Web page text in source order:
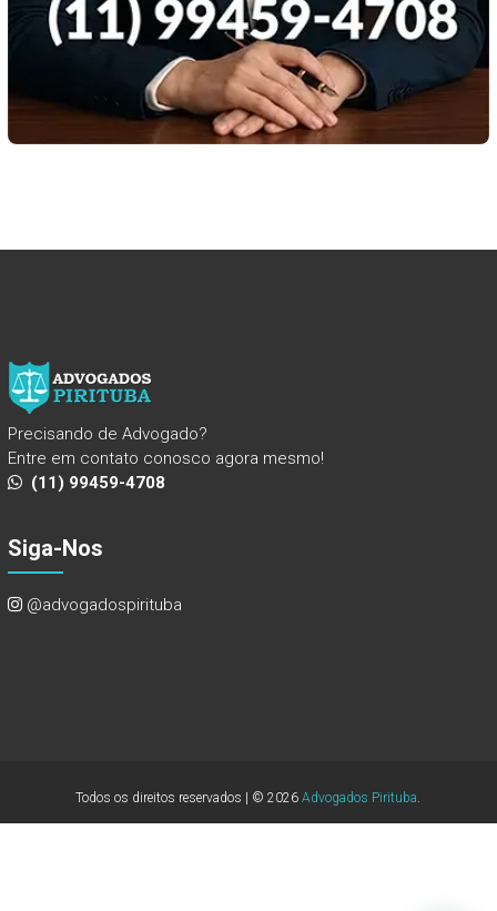
Precisando de Advogado?
Entre em contato conosco agora mesmo!
(11) 99459-4708
Siga-Nos
@advogadospirituba
Todos os direitos reservados | © 2026Advogados Pirituba.